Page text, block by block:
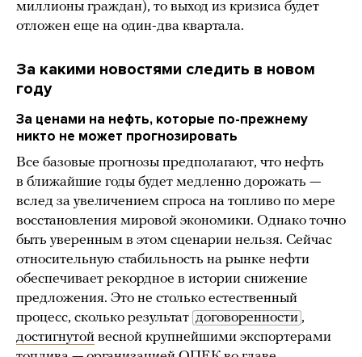
миллионы граждан), то выход из кризиса будет
отложен еще на один-два квартала.
За какими новостями следить в новом
году
За ценами на нефть, которые по-прежнему
никто не может прогнозировать
Все базовые прогнозы предполагают, что нефть
в ближайшие годы будет медленно дорожать —
вслед за увеличением спроса на топливо по мере
восстановления мировой экономики. Однако точно
быть уверенным в этом сценарии нельзя. Сейчас
относительную стабильность на рынке нефти
обеспечивает рекордное в истории снижение
предложения. Это не столько естественный
процесс, сколько результат договоренности ,
достигнутой весной крупнейшими экспортерами